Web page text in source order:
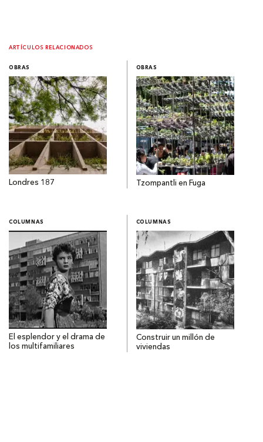
ARTÍCULOS RELACIONADOS
OBRAS
Londres 187
OBRAS
Tzompantli en Fuga
COLUMNAS
El esplendor y el drama de
los multifamiliares
COLUMNAS
Construir un millón de
viviendas